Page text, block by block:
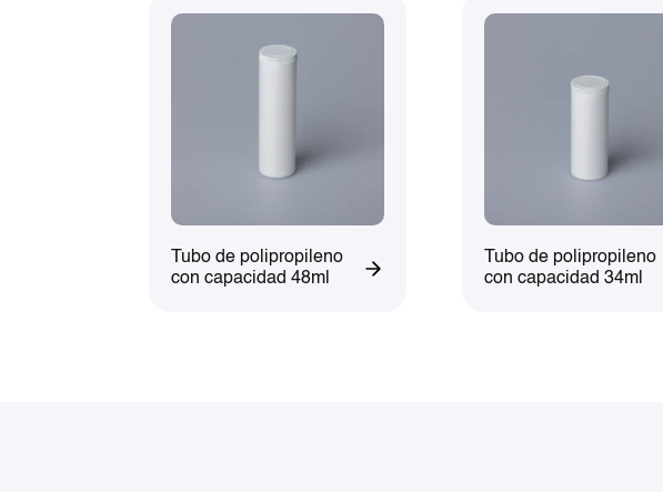
Tubo de polipropileno
con capacidad 48ml
Tubo de polipropileno
con capacidad 34ml